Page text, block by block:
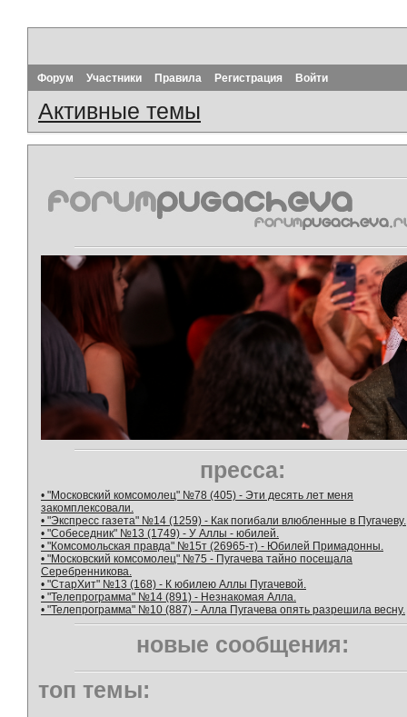
Форум Участники Правила Регистрация Войти
Активные темы
пресса:
• "Московский комсомолец" №78 (405) - Эти десять лет меня
закомплексовали.
• "Экспресс газета" №14 (1259) - Как погибали влюбленные в Пугачеву.
• "Собеседник" №13 (1749) - У Аллы - юбилей.
• "Комсомольская правда" №15т (26965-т) - Юбилей Примадонны.
• "Московский комсомолец" №75 - Пугачева тайно посещала
Серебренникова.
• "СтарХит" №13 (168) - К юбилею Аллы Пугачевой.
• "Телепрограмма" №14 (891) - Незнакомая Алла.
• "Телепрограмма" №10 (887) - Алла Пугачева опять разрешила весну.
новые сообщения:
топ темы: